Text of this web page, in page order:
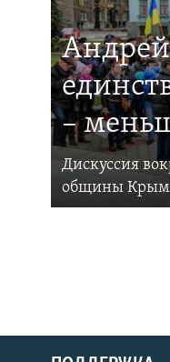
–
Дискуссия
общины